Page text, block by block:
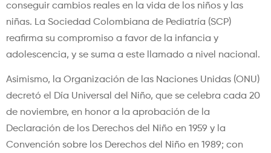
conseguir cambios reales en la vida de los niños y las
niñas. La Sociedad Colombiana de Pediatría (SCP)
reafirma su compromiso a favor de la infancia y
adolescencia, y se suma a este llamado a nivel nacional.
Asimismo, la Organización de las Naciones Unidas (ONU)
decretó el Día Universal del Niño, que se celebra cada 20
de noviembre, en honor a la aprobación de la
Declaración de los Derechos del Niño en 1959 y la
Convención sobre los Derechos del Niño en 1989; con